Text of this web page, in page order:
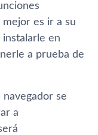
mejor es ir a su
instalarle en
a prueba de
se
a